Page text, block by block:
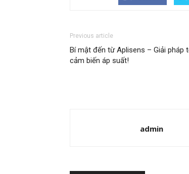
Previous article
Bí mật đến từ Aplisens – Giải pháp
cảm biến áp suất!
admin